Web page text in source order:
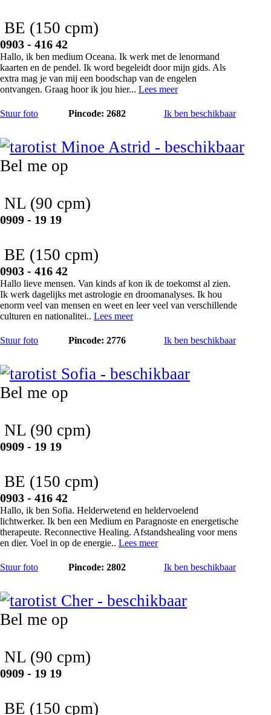
BE (150 cpm)
0903 - 416 42
Hallo, ik ben medium Oceana. Ik werk met de lenormand
kaarten en de pendel. Ik word begeleidt door mijn gids. Als
extra mag je van mij een boodschap van de engelen
ontvangen. Graag hoor ik jou hier... Lees meer
Stuur foto Pincode: 2682 Ik ben beschikbaar
Bel me op
NL (90 cpm)
0909 - 19 19
BE (150 cpm)
0903 - 416 42
Hallo lieve mensen. Van kinds af kon ik de toekomst al zien.
Ik werk dagelijks met astrologie en droomanalyses. Ik hou
enorm veel van mensen en weet en leer veel van verschillende
culturen en nationalitei.. Lees meer
Stuur foto Pincode: 2776 Ik ben beschikbaar
Bel me op
NL (90 cpm)
0909 - 19 19
BE (150 cpm)
0903 - 416 42
Hallo, ik ben Sofia. Helderwetend en heldervoelend
lichtwerker. Ik ben een Medium en Paragnoste en energetische
therapeute. Reconnective Healing. Afstandshealing voor mens
en dier. Voel in op de energie.. Lees meer
Stuur foto Pincode: 2802 Ik ben beschikbaar
Bel me op
NL (90 cpm)
0909 - 19 19
BE (150 cpm)